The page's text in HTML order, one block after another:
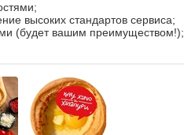
высоких стандартов сервиса;
(будет вашим преимуществом!);